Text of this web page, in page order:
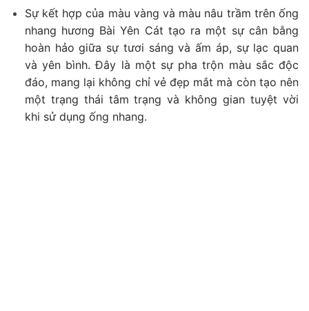
Sự kết hợp của màu vàng và màu nâu trầm trên ống
nhang hương Bài Yên Cát tạo ra một sự cân bằng
hoàn hảo giữa sự tươi sáng và ấm áp, sự lạc quan
và yên bình. Đây là một sự pha trộn màu sắc độc
đáo, mang lại không chỉ vẻ đẹp mắt mà còn tạo nên
một trạng thái tâm trạng và không gian tuyệt vời
khi sử dụng ống nhang.